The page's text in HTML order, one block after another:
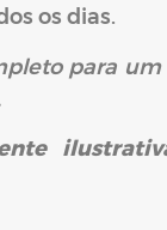
os dias.
para